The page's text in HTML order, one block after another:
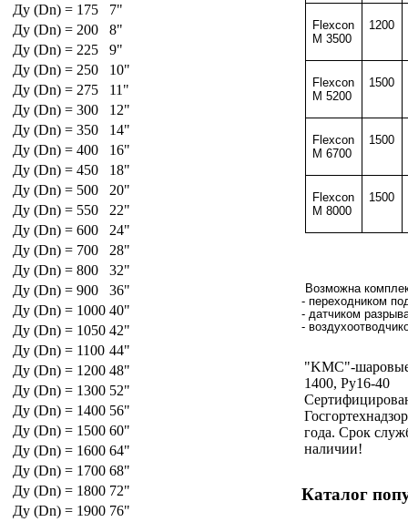
Ду (Dn) = 175
7"
Ду (Dn) = 200
8"
Ду (Dn) = 225
9"
Ду (Dn) = 250
10"
Ду (Dn) = 275
11"
Ду (Dn) = 300
12"
Ду (Dn) = 350
14"
Ду (Dn) = 400
16"
Ду (Dn) = 450
18"
Ду (Dn) = 500
20"
Ду (Dn) = 550
22"
Ду (Dn) = 600
24"
Ду (Dn) = 700
28"
Ду (Dn) = 800
32"
Ду (Dn) = 900
36"
Ду (Dn) = 1000 40"
Ду (Dn) = 1050 42"
Ду (Dn) = 1100 44"
Ду (Dn) = 1200 48"
Ду (Dn) = 1300 52"
Ду (Dn) = 1400 56"
Ду (Dn) = 1500 60"
Ду (Dn) = 1600 64"
Ду (Dn) = 1700 68"
Ду (Dn) = 1800 72"
Ду (Dn) = 1900 76"
Flexcon
M 3500
1200
Flexcon
M 5200
1500
Flexcon
M 6700
1500
Flexcon
M 8000
1500
Возможна
- переходником
- датчиком
-
"KMC"-
1400, Ру16-40
года. Срок
наличии!
Каталог